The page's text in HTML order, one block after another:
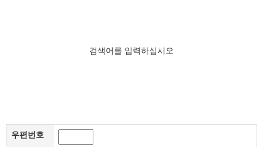
검색어를 입력하십시오
우편번호